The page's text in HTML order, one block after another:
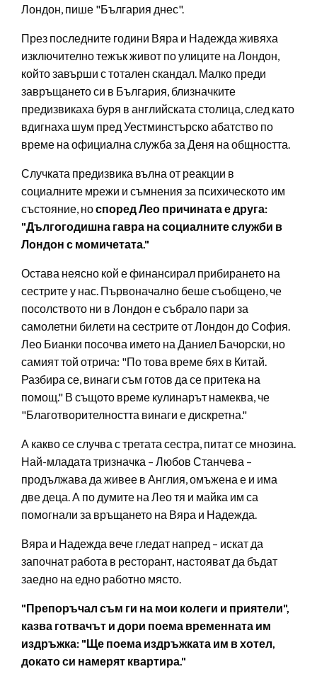
Лондон, пише "България днес".
През последните години Вяра и Надежда живяха
изключително тежък живот по улиците на Лондон,
който завърши с тотален скандал. Малко преди
завръщането си в България, близначките
предизвикаха буря в английската столица, след като
вдигнаха шум пред Уестминстърско абатство по
време на официална служба за Деня на общността.
Случката предизвика вълна от реакции в
социалните мрежи и съмнения за психическото им
състояние, носпоред Лео причината е друга:
"Дългогодишна гавра на социалните служби в
Лондон с момичетата."
Остава неясно кой е финансирал прибирането на
сестрите у нас. Първоначално беше съобщено, че
посолството ни в Лондон е събрало пари за
самолетни билети на сестрите от Лондон до София.
Лео Бианки посочва името на Даниел Бачорски, но
самият той отрича: "По това време бях в Китай.
Разбира се, винаги съм готов да се притека на
помощ." В същото време кулинарът намеква, че
"Благотворителността винаги е дискретна."
А какво се случва с третата сестра, питат се мнозина.
Най-младата тризначка – Любов Станчева –
продължава да живее в Англия, омъжена е и има
две деца. А по думите на Лео тя и майка им са
помогнали за връщането на Вяра и Надежда.
Вяра и Надежда вече гледат напред – искат да
започнат работа в ресторант, настояват да бъдат
заедно на едно работно място.
"Препоръчал съм ги на мои колеги и приятели",
казва готвачът и дори поема временната им
издръжка: "Ще поема издръжката им в хотел,
докато си намерят квартира."